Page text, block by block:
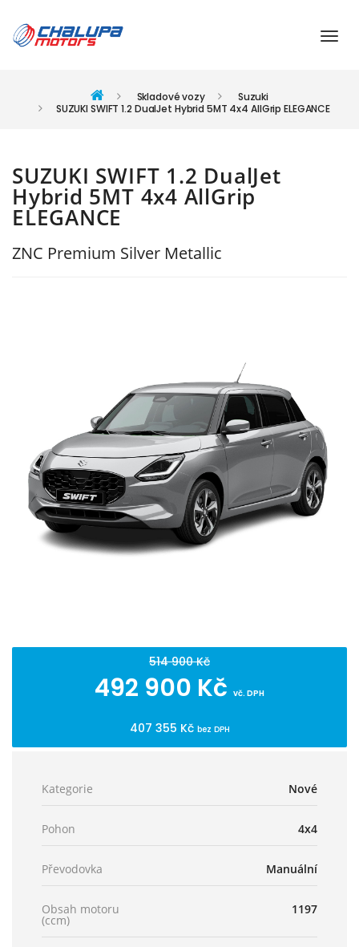
Skladové vozy
Suzuki
SUZUKI SWIFT 1.2 DualJet Hybrid 5MT 4x4 AllGrip ELEGANCE
SUZUKI SWIFT 1.2 DualJet
Hybrid 5MT 4x4 AllGrip
ELEGANCE
ZNC Premium Silver Metallic
514 900 Kč
492 900 Kč vč. DPH
407 355 Kč bez DPH
Kategorie Nové
Pohon 4x4
Převodovka Manuální
Obsah motoru
(ccm)
1197